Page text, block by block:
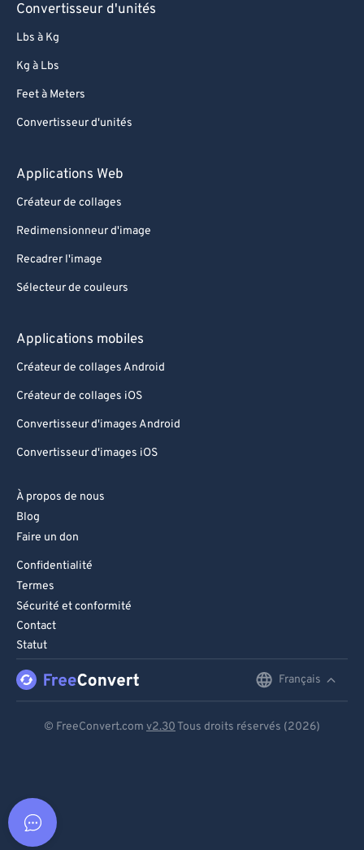
Convertisseur d'unités
Lbs à Kg
Kg à Lbs
Feet à Meters
Convertisseur d'unités
Applications Web
Créateur de collages
Redimensionneur d'image
Recadrer l'image
Sélecteur de couleurs
Applications mobiles
Créateur de collages Android
Créateur de collages iOS
Convertisseur d'images Android
Convertisseur d'images iOS
À propos de nous
Blog
Faire un don
Confidentialité
Termes
Sécurité et conformité
Contact
Statut
Français
© FreeConvert.com v2.30 Tous droits réservés (2026)